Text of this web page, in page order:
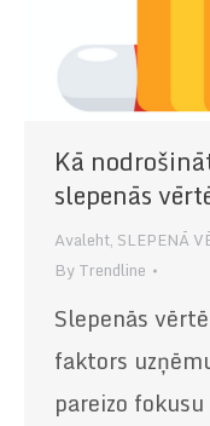
Kā
slepenās
Avaleht, SLEPENĀ
ByTrendline
Slepenās
faktors
pareizo